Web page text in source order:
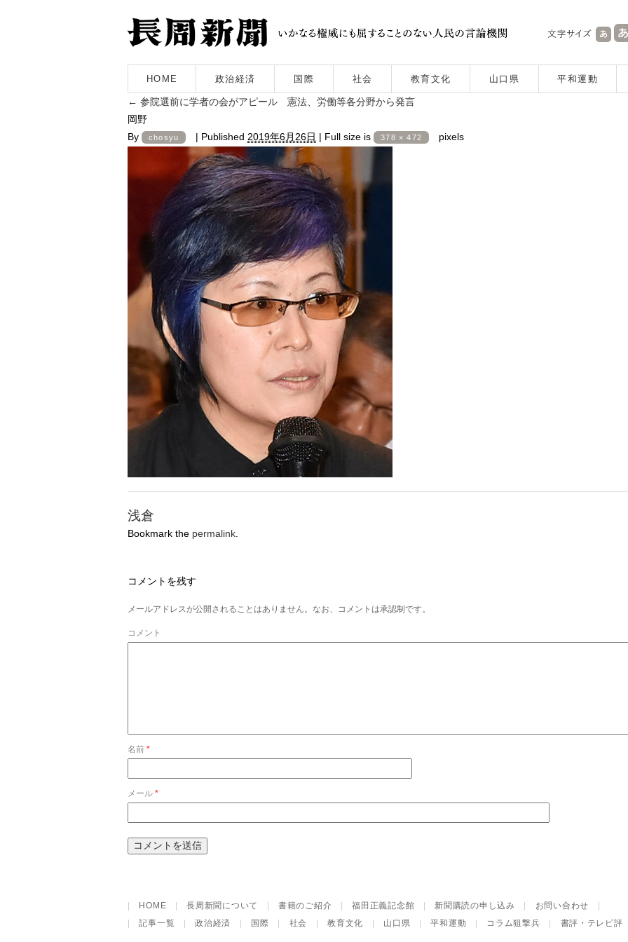
HOME 政治経済 国際 社会 教育文化 山口県 平和運動
← 参院選前に学者の会がアピール 憲法、労働等各分野から発言
岡野
By
chosyu | Published 2019年6月26日 | Full size is 378 × 472 pixels
浅倉
Bookmark the permalink
コメントを残す
メールアドレスが公開されることはありません。なお、コメントは承認制です。
コメント
名前 *
メール *
HOME |長周新聞について |書籍のご紹介 |福田正義記念館 新聞購読の申し込み お問い合わせ
|記事一覧 |政治経済 国際 社会 |教育文化 山口県 |平和運動 コラム狙撃兵 書評・テレビ評